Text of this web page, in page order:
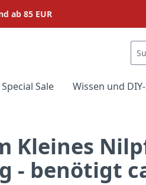
ab 85 EUR
Special Sale Wissen und
Kleines
- benötigt